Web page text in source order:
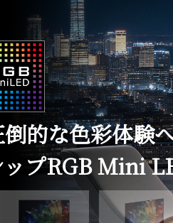
的な色彩体験
ップRGB Mini